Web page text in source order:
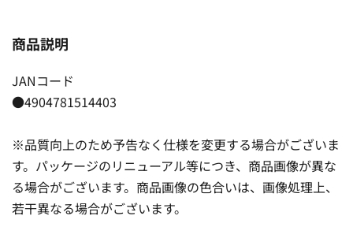
商品説明
JANコード
●4904781514403
※品質向上のため予告なく仕様を変更する場合がございま
す。パッケージのリニューアル等につき、商品画像が異な
る場合がございます。商品画像の色合いは、画像処理上、
若干異なる場合がございます。